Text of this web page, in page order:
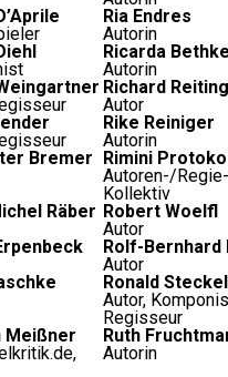
Ria Endres
Autorin
Ricarda
Autorin
Richard
Autor
Rike Reiniger
Autorin
Bremer Rimini
Autoren-/Regie-
Kollektiv
Räber Robert Woelfl
Autor
Rolf-Bernhard
Autor
Ronald Steckel
Autor,
Regisseur
Meißner
Ruth
Autorin